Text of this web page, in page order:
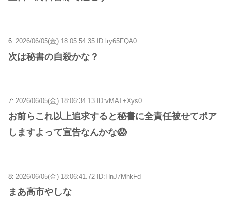
6: 2026/06/05(金) 18:05:54.35 ID:lry65FQA0
次は秘書の自殺かな？
7: 2026/06/05(金) 18:06:34.13 ID:vMAT+Xys0
お前らこれ以上追求すると秘書に全責任被せてポア
しますよって宣告なんかな😱
8: 2026/06/05(金) 18:06:41.72 ID:HnJ7MhkFd
まあ高市やしな